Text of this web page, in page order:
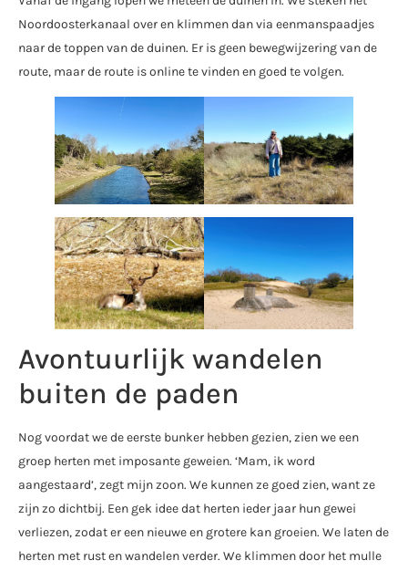
Noordoosterkanaal over en klimmen dan via eenmanspaadjes
naar de toppen van de duinen. Er is geen bewegwijzering van de
route, maar de route is online te vinden en goed te volgen.
Avontuurlijk wandelen
buiten de paden
Nog voordat we de eerste bunker hebben gezien, zien we een
groep herten met imposante geweien. ‘Mam, ik word
aangestaard’, zegt mijn zoon. We kunnen ze goed zien, want ze
zijn zo dichtbij. Een gek idee dat herten ieder jaar hun gewei
verliezen, zodat er een nieuwe en grotere kan groeien. We laten de
herten met rust en wandelen verder. We klimmen door het mulle